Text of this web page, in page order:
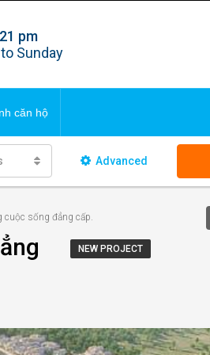
pm
Sunday
bds
nhà
Updating
căn hộ
Advanced
cuộc sống đẳng cấp.
NEW PROJECT
bds Updating